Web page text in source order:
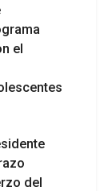
el
del